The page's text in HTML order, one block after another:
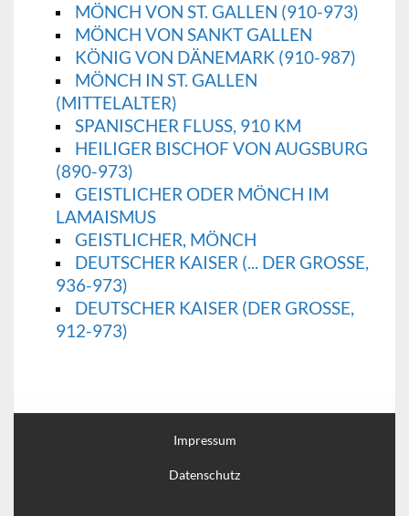
MÖNCH VON ST. GALLEN (910-973)
MÖNCH VON SANKT GALLEN
KÖNIG VON DÄNEMARK (910-987)
MÖNCH IN ST. GALLEN
(MITTELALTER)
SPANISCHER FLUSS, 910 KM
HEILIGER BISCHOF VON AUGSBURG
(890-973)
GEISTLICHER ODER MÖNCH IM
LAMAISMUS
GEISTLICHER, MÖNCH
DEUTSCHER KAISER (... DER GROSSE, 9
36-973)
DEUTSCHER KAISER (DER GROSSE, 9
12-973)
Impressum
Datenschutz